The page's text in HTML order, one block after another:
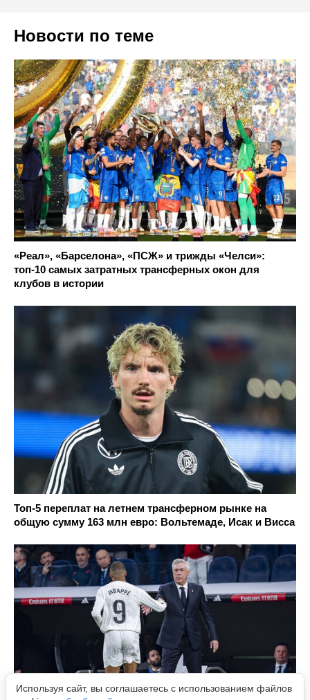
Новости по теме
«Реал», «Барселона», «ПСЖ» и трижды «Челси»:
топ-10 самых затратных трансферных окон для
клубов в истории
Топ-5 переплат на летнем трансферном рынке на
общую сумму 163 млн евро: Вольтемаде, Исак и Висса
Используя сайт, вы соглашаетесь с использованием файлов